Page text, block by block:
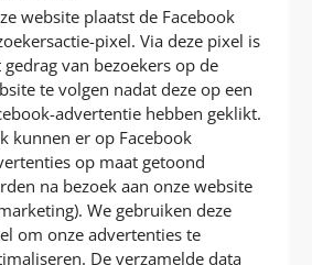
website plaatst de Facebook
pixel. Via deze pixel is
gedrag van bezoekers op de
te volgen nadat deze op een
advertentie hebben geklikt.
kunnen er op Facebook
op maat getoond
na bezoek aan onze website
We gebruiken deze
om onze advertenties te
De verzamelde data